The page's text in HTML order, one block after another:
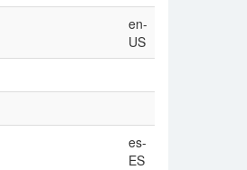
en-
US
es-
ES